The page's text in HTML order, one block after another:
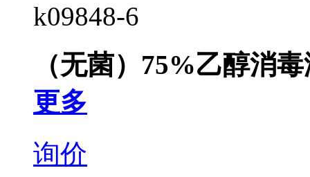
k09848-6
（无菌）75%乙醇消
更多
询价